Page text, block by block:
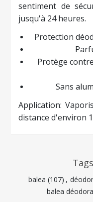
sentiment de
jusqu'à 24 heures.
Protection
Protège
Sans
Application:
distance d'environ
balea (107) ,
balea